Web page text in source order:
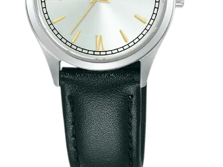
Barnklockor